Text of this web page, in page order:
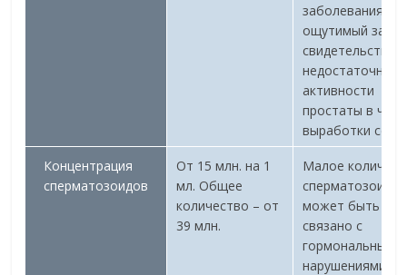
заболеваниями.
ощутимый запах
недостаточной
активности
простаты в
выработки
Концентрация
сперматозоидов
От 15 млн. на 1
мл. Общее
количество – от
39 млн.
Малое
сперматозоидов
может быть
связано с
гормональными
нарушениями.